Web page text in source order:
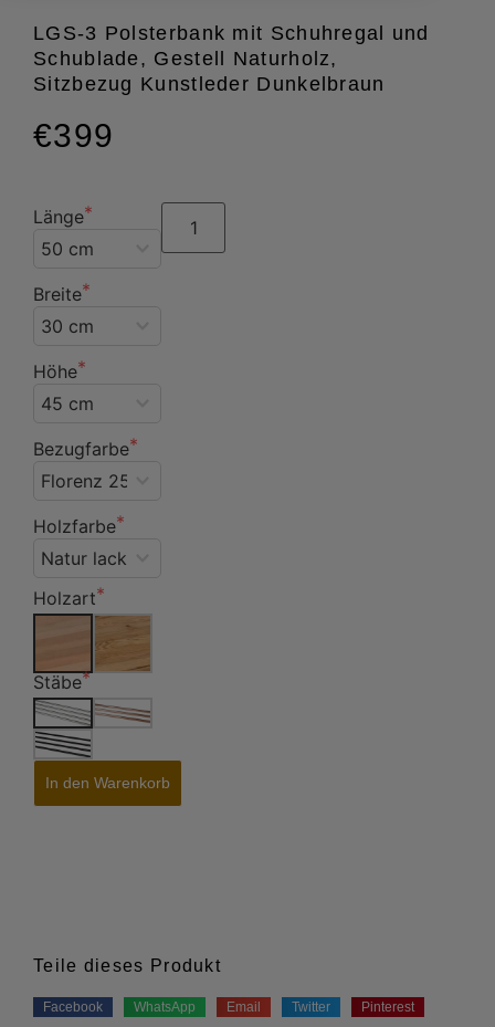
LGS-3 Polsterbank mit Schuhregal und
Schublade, Gestell Naturholz,
Sitzbezug Kunstleder Dunkelbraun
€399
Länge
Breite
Höhe
Bezugfarbe
Holzfarbe
Holzart
Stäbe
In den Warenkorb
Teile dieses Produkt
Facebook WhatsApp Email Twitter Pinterest